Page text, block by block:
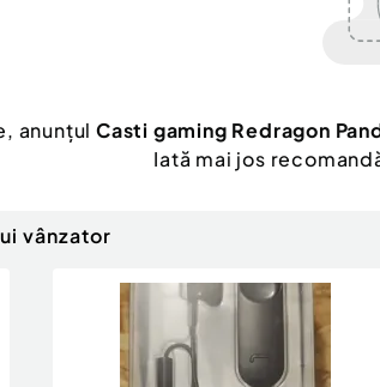
anunțul Casti gaming Redragon
Iată mai jos
vânzator